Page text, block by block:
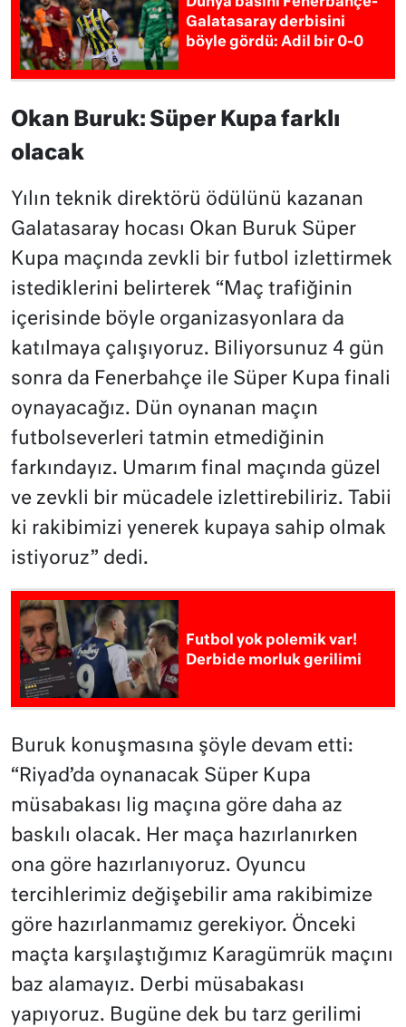
Galatasaray derbisini
böyle gördü: Adil bir 0-0
Okan Buruk: Süper Kupa farklı
olacak
Yılın teknik direktörü ödülünü kazanan
Galatasaray hocası Okan Buruk Süper
Kupa maçında zevkli bir futbol izlettirmek
istediklerini belirterek “Maç trafiğinin
içerisinde böyle organizasyonlara da
katılmaya çalışıyoruz. Biliyorsunuz 4 gün
sonra da Fenerbahçe ile Süper Kupa finali
oynayacağız. Dün oynanan maçın
futbolseverleri tatmin etmediğinin
farkındayız. Umarım final maçında güzel
ve zevkli bir mücadele izlettirebiliriz. Tabii
ki rakibimizi yenerek kupaya sahip olmak
istiyoruz” dedi.
Futbol yok polemik var!
Derbide morluk gerilimi
Buruk konuşmasına şöyle devam etti:
“Riyad’da oynanacak Süper Kupa
müsabakası lig maçına göre daha az
baskılı olacak. Her maça hazırlanırken
ona göre hazırlanıyoruz. Oyuncu
tercihlerimiz değişebilir ama rakibimize
göre hazırlanmamız gerekiyor. Önceki
maçta karşılaştığımız Karagümrük maçını
baz alamayız. Derbi müsabakası
yapıyoruz. Bugüne dek bu tarz gerilimi